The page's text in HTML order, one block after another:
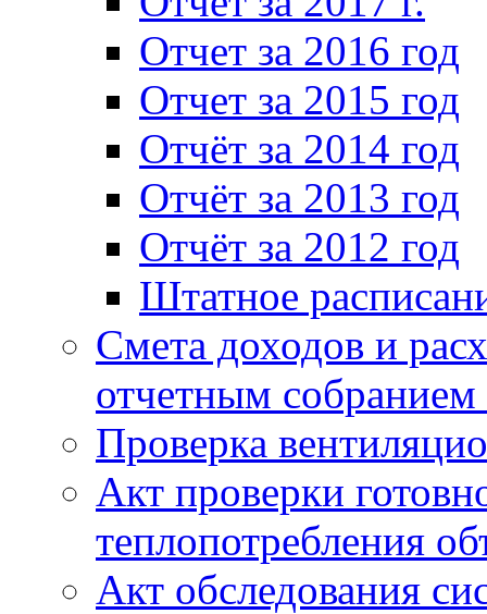
Отчет за 2016 год
Отчет за 2015 год
Отчёт за 2014 год
Отчёт за 2013 год
Отчёт за 2012 год
Штатное
Смета доходов и
отчетным
Проверка
Акт проверки
теплопотребления
Акт обследования